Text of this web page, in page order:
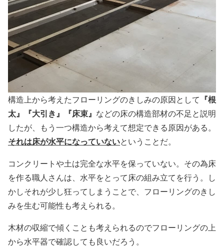
構造上から考えたフローリングのきしみの原因として 『根
太』『大引き』『床束』 などの床の構造部材の不足と説明
したが、もう一つ構造から考えて想定できる原因がある。
それは床が水平になっていないということだ。
コンクリートや土は完全な水平を保っていない。その為床
を作る職人さんは、水平をとって床の組み立てを行う。し
かしそれが少し狂ってしまうことで、フローリングのきし
みを生む可能性も考えられる。
木材の収縮で傾くことも考えられるのでフローリングの上
から水平器で確認しても良いだろう。